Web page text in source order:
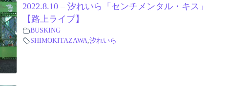
2022.8.10 – 汐れいら「センチメンタル・キス」
【路上ライブ】
BUSKING
SHIMOKITAZAWA,汐れいら